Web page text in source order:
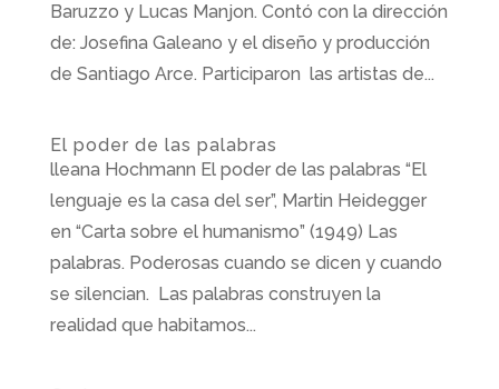
Baruzzo y Lucas Manjon. Contó con la dirección
de: Josefina Galeano y el diseño y producción
de Santiago Arce. Participaron las artistas de...
El poder de las palabras
lleana Hochmann El poder de las palabras “El
lenguaje es la casa del ser”, Martin Heidegger
en “Carta sobre el humanismo” (1949) Las
palabras. Poderosas cuando se dicen y cuando
se silencian. Las palabras construyen la
realidad que habitamos...